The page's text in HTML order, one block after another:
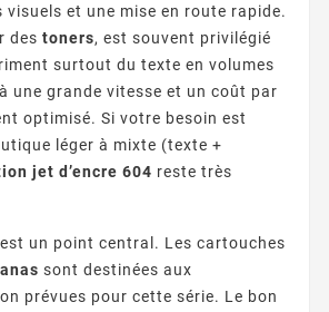
visuels et une mise en route rapide.
des toners, est souvent privilégié
surtout du texte en volumes
une grande vitesse et un coût par
optimisé. Si votre besoin est
léger à mixte (texte +
jet d’encre 604 reste très
un point central. Les cartouches
sont destinées aux
prévues pour cette série. Le bon